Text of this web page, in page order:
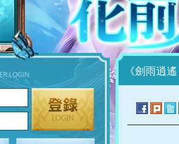
《劍雨逍